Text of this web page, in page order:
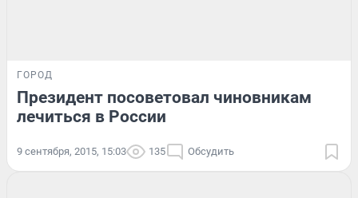
ГОРОД
Президент посоветовал чиновникам
лечиться в России
9 сентября, 2015, 15:03 135 Обсудить